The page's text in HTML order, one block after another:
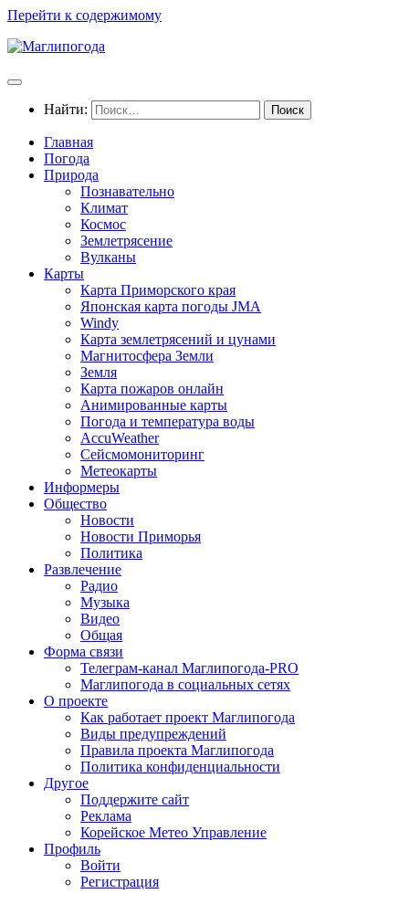
Перейти к содержимому
Найти:
Главная
Погода
Природа
Познавательно
Климат
Космос
Землетрясение
Вулканы
Карты
Карта Приморского края
Японская карта погоды JMA
Windy
Карта землетрясений и цунами
Магнитосфера Земли
Земля
Карта пожаров онлайн
Анимированные карты
Погода и температура воды
AccuWeather
Сейсмомониторинг
Метеокарты
Информеры
Общество
Новости
Новости Приморья
Политика
Развлечение
Радио
Музыка
Видео
Общая
Форма связи
Телеграм-канал Маглипогода-PRO
Маглипогода в социальных сетях
О проекте
Как работает проект Маглипогода
Виды предупреждений
Правила проекта Маглипогода
Политика конфиденциальности
Другое
Поддержите сайт
Реклама
Корейское Метео Управление
Профиль
Войти
Регистрация